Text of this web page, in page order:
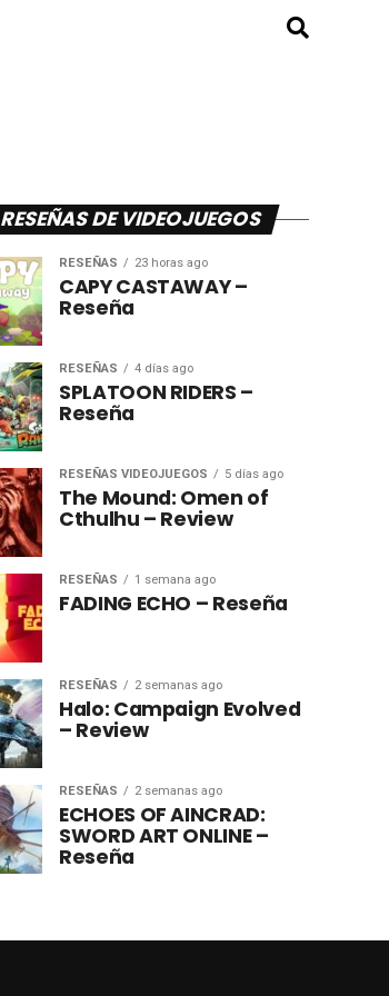
RESEÑAS DE VIDEOJUEGOS
RESEÑAS 23 horas ago
CAPY CASTAWAY –
Reseña
RESEÑAS 4 días ago
SPLATOON RIDERS –
Reseña
RESEÑAS VIDEOJUEGOS 5 días ago
The Mound: Omen of
Cthulhu – Review
RESEÑAS 1 semana ago
FADING ECHO – Reseña
RESEÑAS 2 semanas ago
Halo: Campaign Evolved
– Review
RESEÑAS 2 semanas ago
ECHOES OF AINCRAD:
SWORD ART ONLINE –
Reseña